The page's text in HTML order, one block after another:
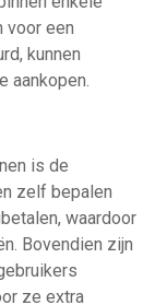
voor een
kunnen
aankopen.
is de
zelf bepalen
waardoor
Bovendien zijn
ze extra